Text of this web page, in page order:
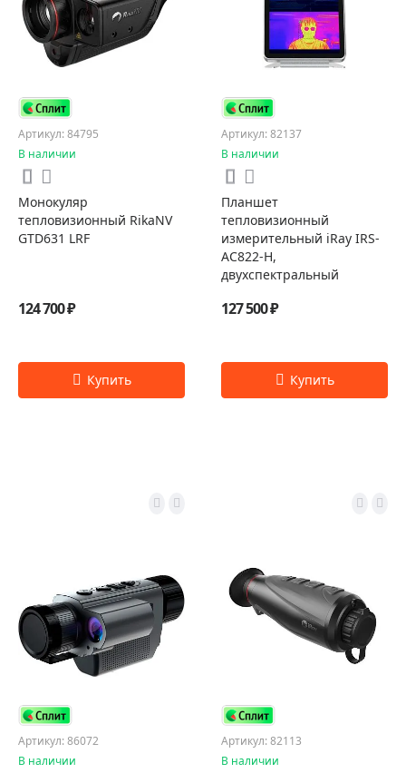
Артикул: 84795
В наличии
Монокуляр
тепловизионный RikaNV
GTD631 LRF
124 700 ₽
Артикул: 82137
В наличии
Планшет
тепловизионный
измерительный iRay IRS-
AC822-H,
двухспектральный
127 500 ₽
Артикул: 86072
В наличии
Артикул: 82113
В наличии